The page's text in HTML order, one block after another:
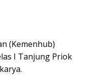
(Kemenhub)
I Tanjung Priok